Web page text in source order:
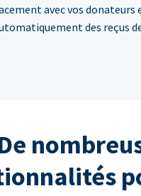
avec vos donateurs
des reçus